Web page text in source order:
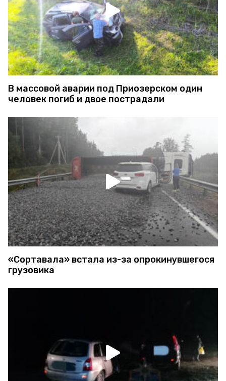
В массовой аварии под Приозерском один
человек погиб и двое пострадали
«Сортавала» встала из-за опрокинувшегося
грузовика